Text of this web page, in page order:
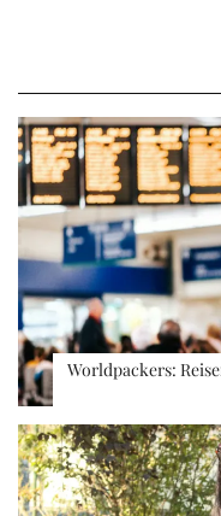
Worldpackers: